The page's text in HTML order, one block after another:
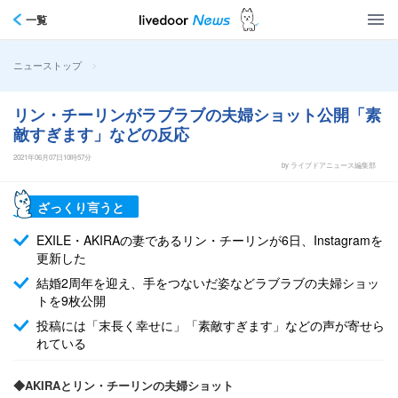
一覧
ニューストップ >
リン・チーリンがラブラブの夫婦ショット公開「素
敵すぎます」などの反応
2021年06月07日10時57分
by ライブドアニュース編集部
ざっくり言うと
EXILE・AKIRAの妻であるリン・チーリンが6日、Instagramを
更新した
結婚2周年を迎え、手をつないだ姿などラブラブの夫婦ショッ
トを9枚公開
投稿には「末長く幸せに」「素敵すぎます」などの声が寄せら
れている
◆AKIRAとリン・チーリンの夫婦ショット